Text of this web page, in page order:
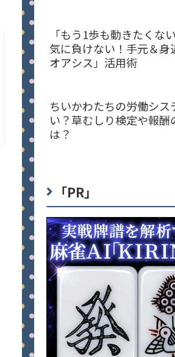
「もう1歩も動きたく
気に負けない！手元＆身
オアシス」活用術
ちいかわたちの労働シス
い？草むしり検定や報酬
は？
「PR」